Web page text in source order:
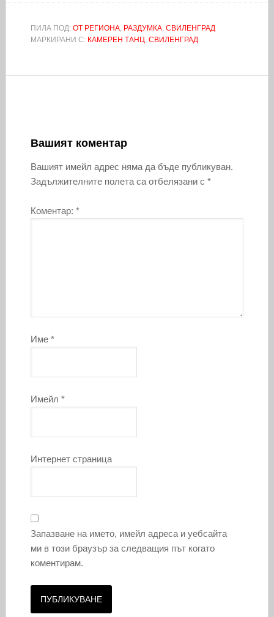
ПИЛА ПОД: ОТ РЕГИОНА, РАЗДУМКА, СВИЛЕНГРАД
МАРКИРАНИ С: КАМЕРЕН ТАНЦ, СВИЛЕНГРАД
Вашият коментар
Вашият имейл адрес няма да бъде публикуван.
Задължителните полета са отбелязани с *
Коментар: *
Име *
Имейл *
Интернет страница
Запазване на името, имейл адреса и уебсайта
ми в този браузър за следващия път когато
коментирам.